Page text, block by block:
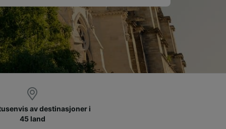
av destinasjoner i
45 land